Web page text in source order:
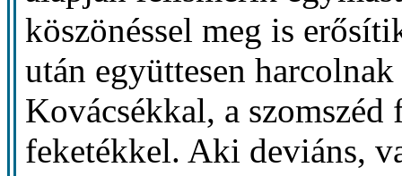
köszönéssel meg is
után együttesen
Kovácsékkal, a
feketékkel. Aki deviáns,